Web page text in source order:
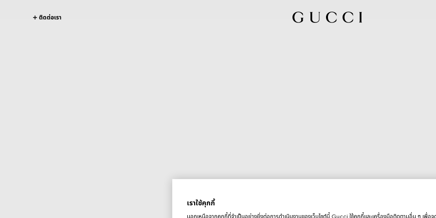
ติดต่อเรา
เราใช้คุกกี้